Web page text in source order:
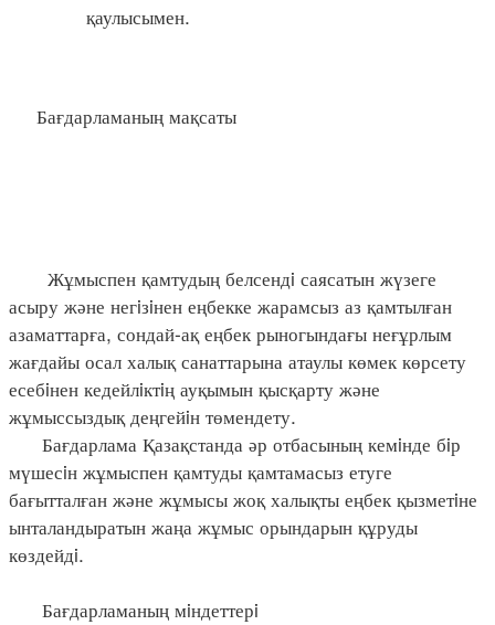
қаулысымен.
Бағдарламаның мақсаты
Жұмыспен қамтудың белсендi саясатын жүзеге
асыру және негiзiнен еңбекке жарамсыз аз қамтылған
азаматтарға, сондай-ақ еңбек рыногындағы неғұрлым
жағдайы осал халық санаттарына атаулы көмек көрсету
есебiнен кедейлiктiң ауқымын қысқарту және
жұмыссыздық деңгейiн төмендету.
Бағдарлама Қазақстанда әр отбасының кемiнде бiр
мүшесiн жұмыспен қамтуды қамтамасыз етуге
бағытталған және жұмысы жоқ халықты еңбек қызметiне
ынталандыратын жаңа жұмыс орындарын құруды
көздейдi.
Бағдарламаның мiндеттерi